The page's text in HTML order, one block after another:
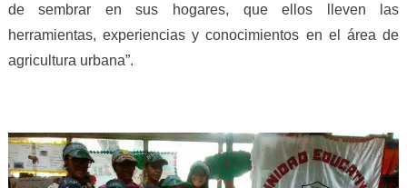
de sembrar en sus hogares, que ellos lleven
las
herramientas, experiencias y conocimientos en el área de
agricu tura urbana”.